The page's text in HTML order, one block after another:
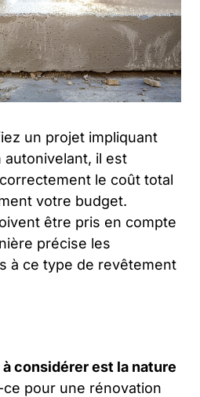
un projet impliquant
autonivelant, il est
le coût total
votre budget.
être pris en compte
précise les
à ce type de revêtement
considérer est la nature
ce pour une rénovation